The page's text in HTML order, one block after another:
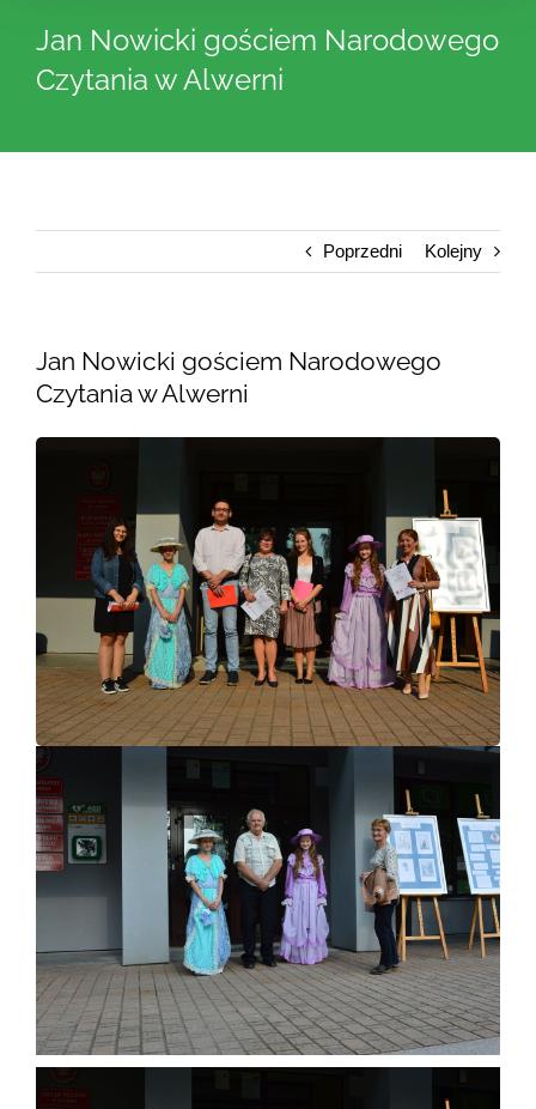
Jan Nowicki gościem Narodowego
Czytania w Alwerni
Poprzedni Kolejny
Jan Nowicki gościem Narodowego
Czytania w Alwerni